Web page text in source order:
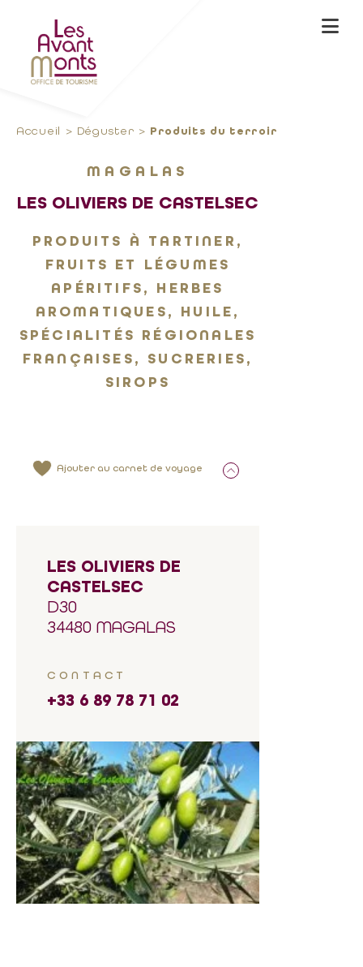
Accueil Déguster Produits du terroir
MAGALAS
LES OLIVIERS DE CASTELSEC
PRODUITS À TARTINER,
FRUITS ET LÉGUMES
APÉRITIFS, HERBES
AROMATIQUES, HUILE,
SPÉCIALITÉS RÉGIONALES
FRANÇAISES, SUCRERIES,
SIROPS
Ajouter au carnet de voyage
LES OLIVIERS DE
CASTELSEC
D30
34480 MAGALAS
CONTACT
+33 6 89 78 71 02